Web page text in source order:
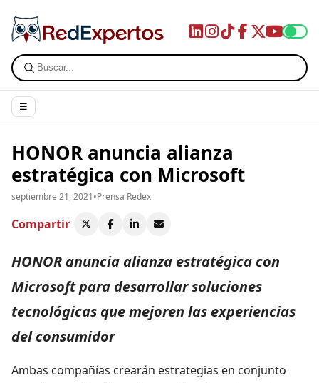
☰
HONOR anuncia alianza
estratégica con Microsoft
septiembre 21, 2021•Prensa Redex
Compartir
HONOR anuncia alianza estratégica con
Microsoft para desarrollar soluciones
tecnológicas que mejoren las experiencias
del consumidor
Ambas compañías crearán estrategias en conjunto